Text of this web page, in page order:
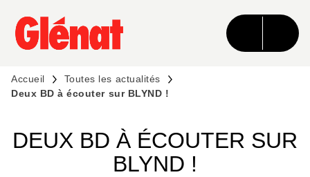
MENU RECHERCHE CONTENU
PIED DE PAGE
Accueil
Toutes les actualités
Deux BD à écouter sur BLYND !
DEUX BD À ÉCOUTER SUR
BLYND !